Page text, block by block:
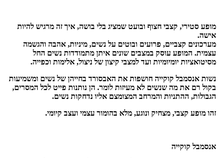
מופע סטירי, קצבי חצוף ובועט שמציג בלי בושה, איך זה מרגיש להיות
אישה.
מערכונים קצביים, פרועים ובוטים על נשים, מיניות, אהבה והגשמה
עצמית. המופע עוסק במצבים שונים איתן מתמודדות נשים החל
מסיטואציות יומיומיות ועד למצבי קיצון של ניצול, אלימות וכפייה.
נשות אנסמבל קוקייה חושפות את האבסורד בחייהן של נשים ומשמיעות
בקול רם את מה שנשים לא מעיזות לומר. הן נותנות פייט לכל המסרים,
הגבולות, ההתניות והמרחב המצומצם אליו נדחקות נשים.
זהו מופע קצבי, מצחיק ונוגע, מלא בהומור עצמי ועצב קיומי.
אנסמבל קוקייה